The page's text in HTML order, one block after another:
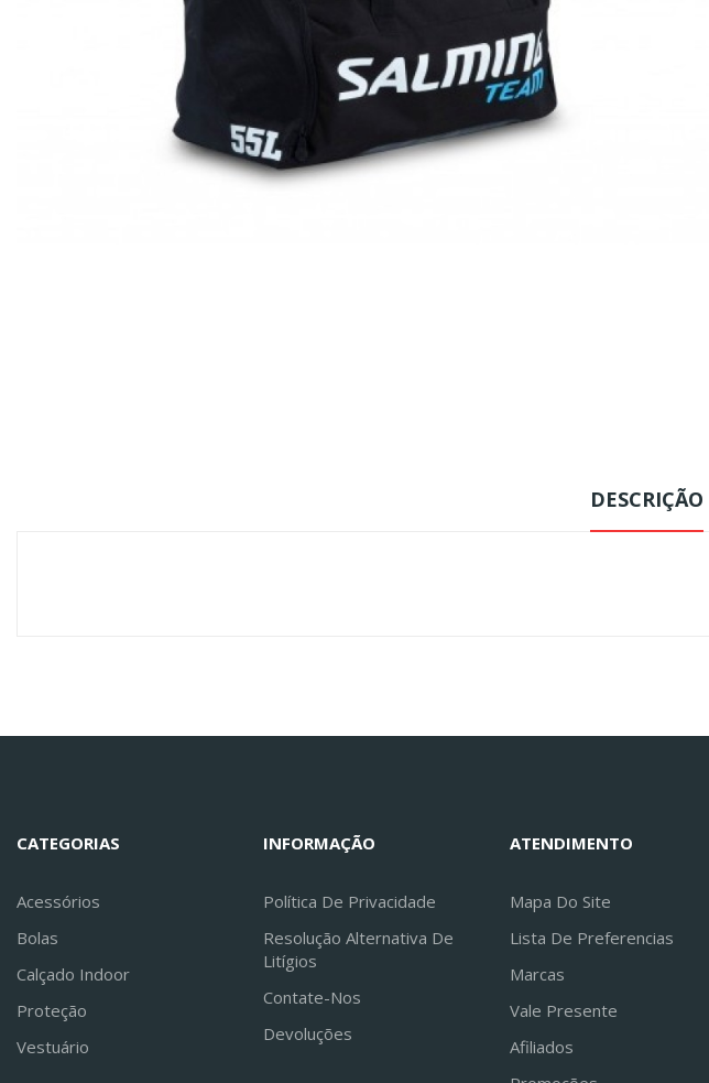
DESCRIÇÃO
CATEGORIAS
Acessórios
Bolas
Calçado Indoor
Proteção
Vestuário
INFORMAÇÃO
Política De Privacidade
Resolução Alternativa De
Litígios
Contate-Nos
Devoluções
ATENDIMENTO
Mapa Do Site
Lista De Preferencias
Marcas
Vale Presente
Afiliados